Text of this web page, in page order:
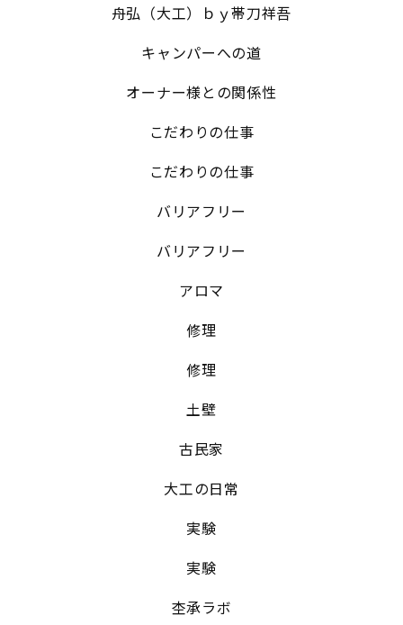
舟弘（大工）ｂｙ帯刀祥吾
キャンパーへの道
オーナー様との関係性
こだわりの仕事
こだわりの仕事
バリアフリー
バリアフリー
アロマ
修理
修理
土壁
古民家
大工の日常
実験
実験
杢承ラボ